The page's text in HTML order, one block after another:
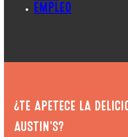
EMPLEO
¿TE APETECE LA
AUSTIN'S?